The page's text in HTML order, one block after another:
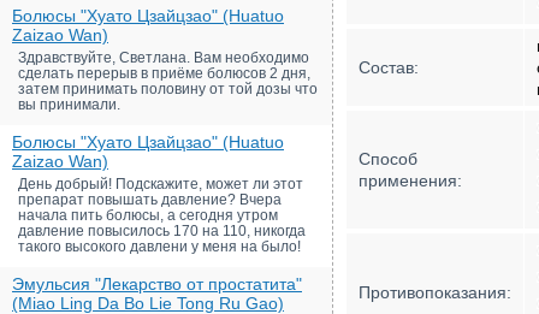
Болюсы "Хуато Цзайцзао" (Huatuo
Zaizao Wan)
Здравствуйте, Светлана. Вам необходимо
сделать перерыв в приёме болюсов 2 дня,
затем принимать половину от той дозы что
вы принимали.
Болюсы "Хуато Цзайцзао" (Huatuo
Zaizao Wan)
День добрый! Подскажите, может ли этот
препарат повышать давление? Вчера
начала пить болюсы, а сегодня утром
давление повысилось 170 на 110, никогда
такого высокого давлени у меня на было!
Эмульсия "Лекарство от простатита"
(Miao Ling Da Bo Lie Tong Ru Gao)
Состав:
Способ
применения:
Противопоказания: